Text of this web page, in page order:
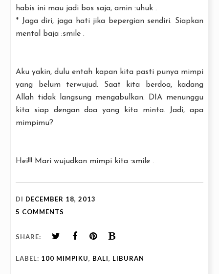
habis ini mau jadi bos saja, amin :uhuk .
* Jaga diri, jaga hati jika bepergian sendiri. Siapkan
mental baja :smile .
Aku yakin, dulu entah kapan kita pasti punya mimpi
yang belum terwujud. Saat kita berdoa, kadang
Allah tidak langsung mengabulkan. DIA menunggu
kita siap dengan doa yang kita minta. Jadi, apa
mimpimu?
Hei!!! Mari wujudkan mimpi kita :smile .
DI DECEMBER 18, 2013
5 COMMENTS
SHARE:
LABEL: 100 MIMPIKU, BALI, LIBURAN